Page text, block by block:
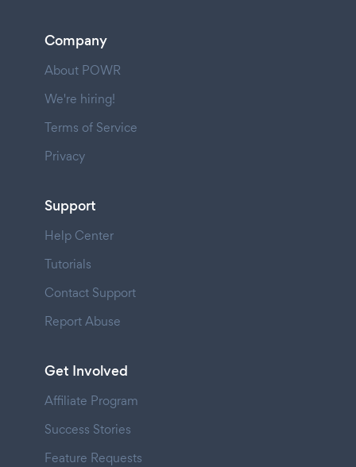
Company
About POWR
We're hiring!
Terms of Service
Privacy
Support
Help Center
Tutorials
Contact Support
Report Abuse
Get Involved
Affiliate Program
Success Stories
Feature Requests